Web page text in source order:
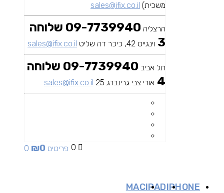
משכית) sales@ifix.co.il
הרצליה
09-7739940 שלוחה
3 וינגייט 42, כיכר דה שליט sales@ifix.co.il
תל אביב
09-7739940 שלוחה
4 אורי צבי גרינברג 25 sales@ifix.co.il
0 0 פריטים ₪0
IPHONE
IPAD
MAC